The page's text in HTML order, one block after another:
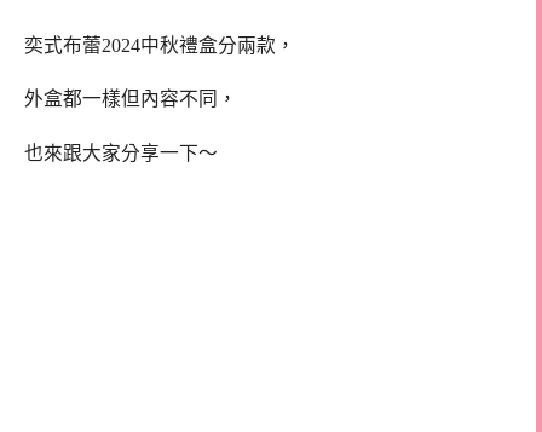
奕式布蕾2024中秋禮盒分兩款，
外盒都一樣但內容不同，
也來跟大家分享一下～